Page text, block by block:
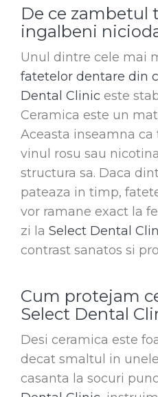
De ce zambetul
ingalbeni
Unul dintre cele mai
fatetelor dentare din
Dental Clinic este
Ceramica este un
Aceasta inseamna
vinul rosu sau
structura sa. Daca
pateaza in timp,
vor ramane exact la
zi la Select Dental
contrast sanatos si
Cum protejam
Select Dental
Desi ceramica este
decat smaltul in
casanta la socuri